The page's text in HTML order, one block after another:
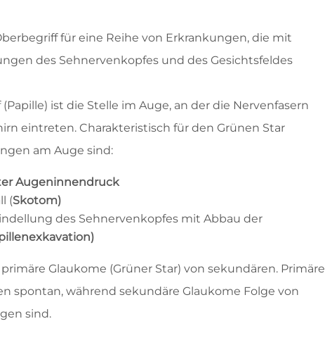
für eine Reihe von Erkrankungen, die mit
des Sehnervenkopfes und des Gesichtsfeldes
ist die Stelle im Auge, an der die Nervenfasern
eintreten. Charakteristisch für den Grünen Star
am Auge sind:
Augeninnendruck
(Skotom)
des Sehnervenkopfes mit Abbau der
Glaukome (Grüner Star) von sekundären. Primäre
spontan, während sekundäre Glaukome Folge von
sind.